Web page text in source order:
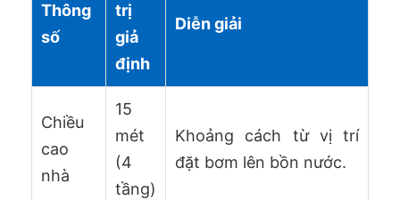
Thông
số
trị
giả
định
Diễn giải
Chiều
cao
nhà
15
mét
(4
tầng)
Khoảng cách từ vị trí
đặt bơm lên bồn nước.